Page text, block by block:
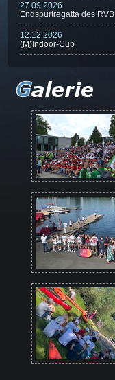
27.09.2026
Endspurtregatta des RVB
12.12.2026
(M)Indoor-Cup